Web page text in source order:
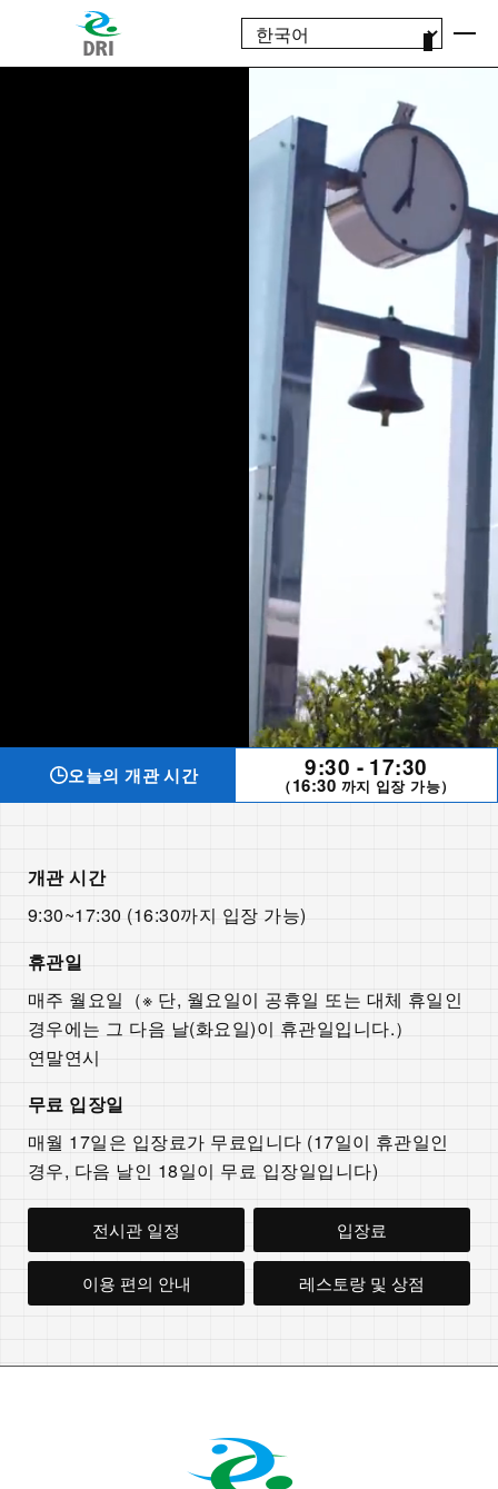
오늘의 개관 시간 9:30 - 17:30
（16:30 까지 입장 가능）
개관 시간
9:30~17:30 (16:30까지 입장 가능)
휴관일
매주 월요일（※ 단, 월요일이 공휴일 또는 대체 휴일인
경우에는 그 다음 날(화요일)이 휴관일입니다.）
연말연시
무료 입장일
매월 17일은 입장료가 무료입니다 (17일이 휴관일인
경우, 다음 날인 18일이 무료 입장일입니다)
전시관 일정 입장료
이용 편의 안내 레스토랑 및 상점